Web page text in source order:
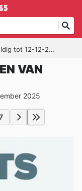
tot 12-12-2025
VAN
2025